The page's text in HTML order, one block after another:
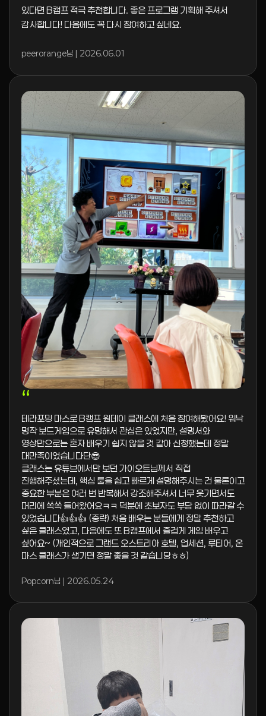
있다면 B캠프 적극 추천합니다. 좋은 프로그램 기획해 주셔서
감사합니다! 다음에도 꼭 다시 참여하고 싶네요.
peerorange님 | 2026.06.01
“
테라포밍 마스로 B캠프 원데이 클래스에 처음 참여해봤어요! 워낙
명작 보드게임으로 유명해서 관심은 있었지만, 설명서와
영상만으로는 혼자 배우기 쉽지 않을 것 같아 신청했는데 정말
대만족이었습니다단😎
클래스는 유튜브에서만 보던 가이오트님께서 직접
진행해주셨는데, 핵심 룰을 쉽고 빠르게 설명해주시는 건 물론이고
중요한 부분은 여러 번 반복해서 강조해주셔서 너무 웃기면서도
머리에 쏙쏙 들어왔어요ㅋㅋ 덕분에 초보자도 부담 없이 따라갈 수
있었습니다👍👍👍 (중략) 처음 배우는 분들에게 정말 추천하고
싶은 클래스였고, 다음에도 또 B캠프에서 즐겁게 게임 배우고
싶어요~ (개인적으로 그랜드 오스트리아 호텔, 업세션, 루티어, 온
마스 클래스가 생기면 정말 좋을 것 같습니당ㅎㅎ)
Popcorn님 | 2026.05.24